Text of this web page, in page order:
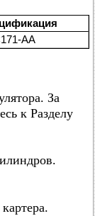
АА
За
к Разделу